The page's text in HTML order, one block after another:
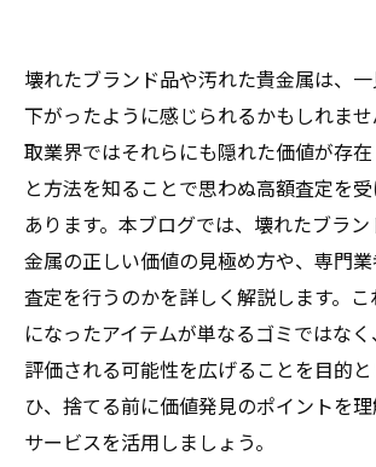
壊れたブランド品や汚れた貴金属は、
下がったように感じられるかもしれま
取業界ではそれらにも隠れた価値が存
と方法を知ることで思わぬ高額査定を
あります。本ブログでは、壊れたブラ
金属の正しい価値の見極め方や、専門
査定を行うのかを詳しく解説します。
になったアイテムが単なるゴミではな
評価される可能性を広げることを目的
ひ、捨てる前に価値発見のポイントを
サービスを活用しましょう。